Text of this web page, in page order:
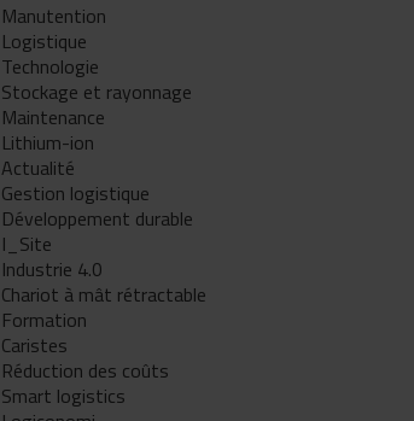
Manutention
Logistique
Technologie
Stockage et rayonnage
Maintenance
Lithium-ion
Actualité
Gestion logistique
Développement durable
I_Site
Industrie 4.0
Chariot à mât rétractable
Formation
Caristes
Réduction des coûts
Smart logistics